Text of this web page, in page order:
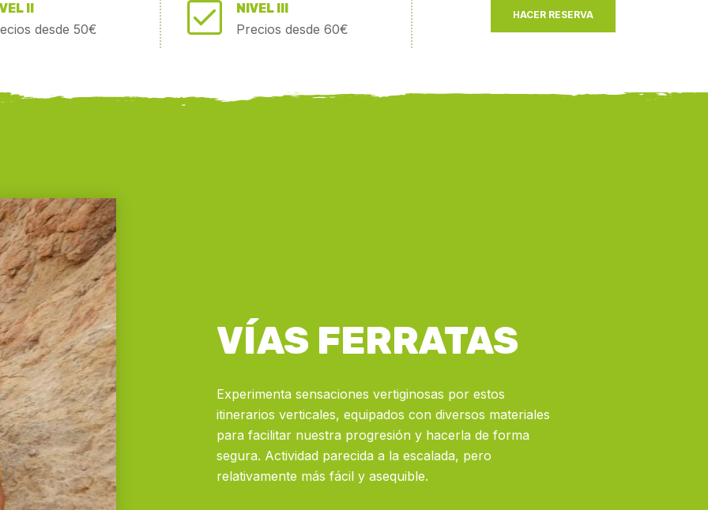
II
desde 50€
NIVEL III
Precios desde 60€
HACER RESERVA
VÍAS FERRATAS
Experimenta sensaciones vertiginosas por estos
itinerarios verticales, equipados con diversos materiales
para facilitar nuestra progresión y hacerla de forma
segura. Actividad parecida a la escalada, pero
relativamente más fácil y asequible.